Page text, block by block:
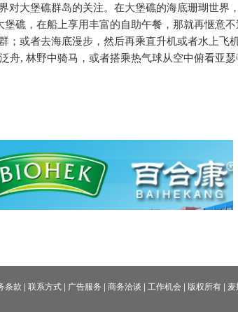
对大堡礁群岛的关注。在大堡礁的海底珊瑚世界
礁，在船上享用丰富的自助午餐，那就再惬意不
或者去海底漫步，然后再乘直升机或者水上飞机
舟, 林野中骑马，或者搭乘热气球从空中俯看亚
条款 | 联系方式| 广告服务 | 商务洽谈 | 工作机会| 版权所有|